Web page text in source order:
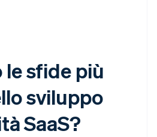
le sfide più
sviluppo
SaaS?